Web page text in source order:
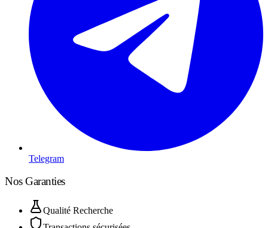
Telegram
Nos Garanties
Qualité Recherche